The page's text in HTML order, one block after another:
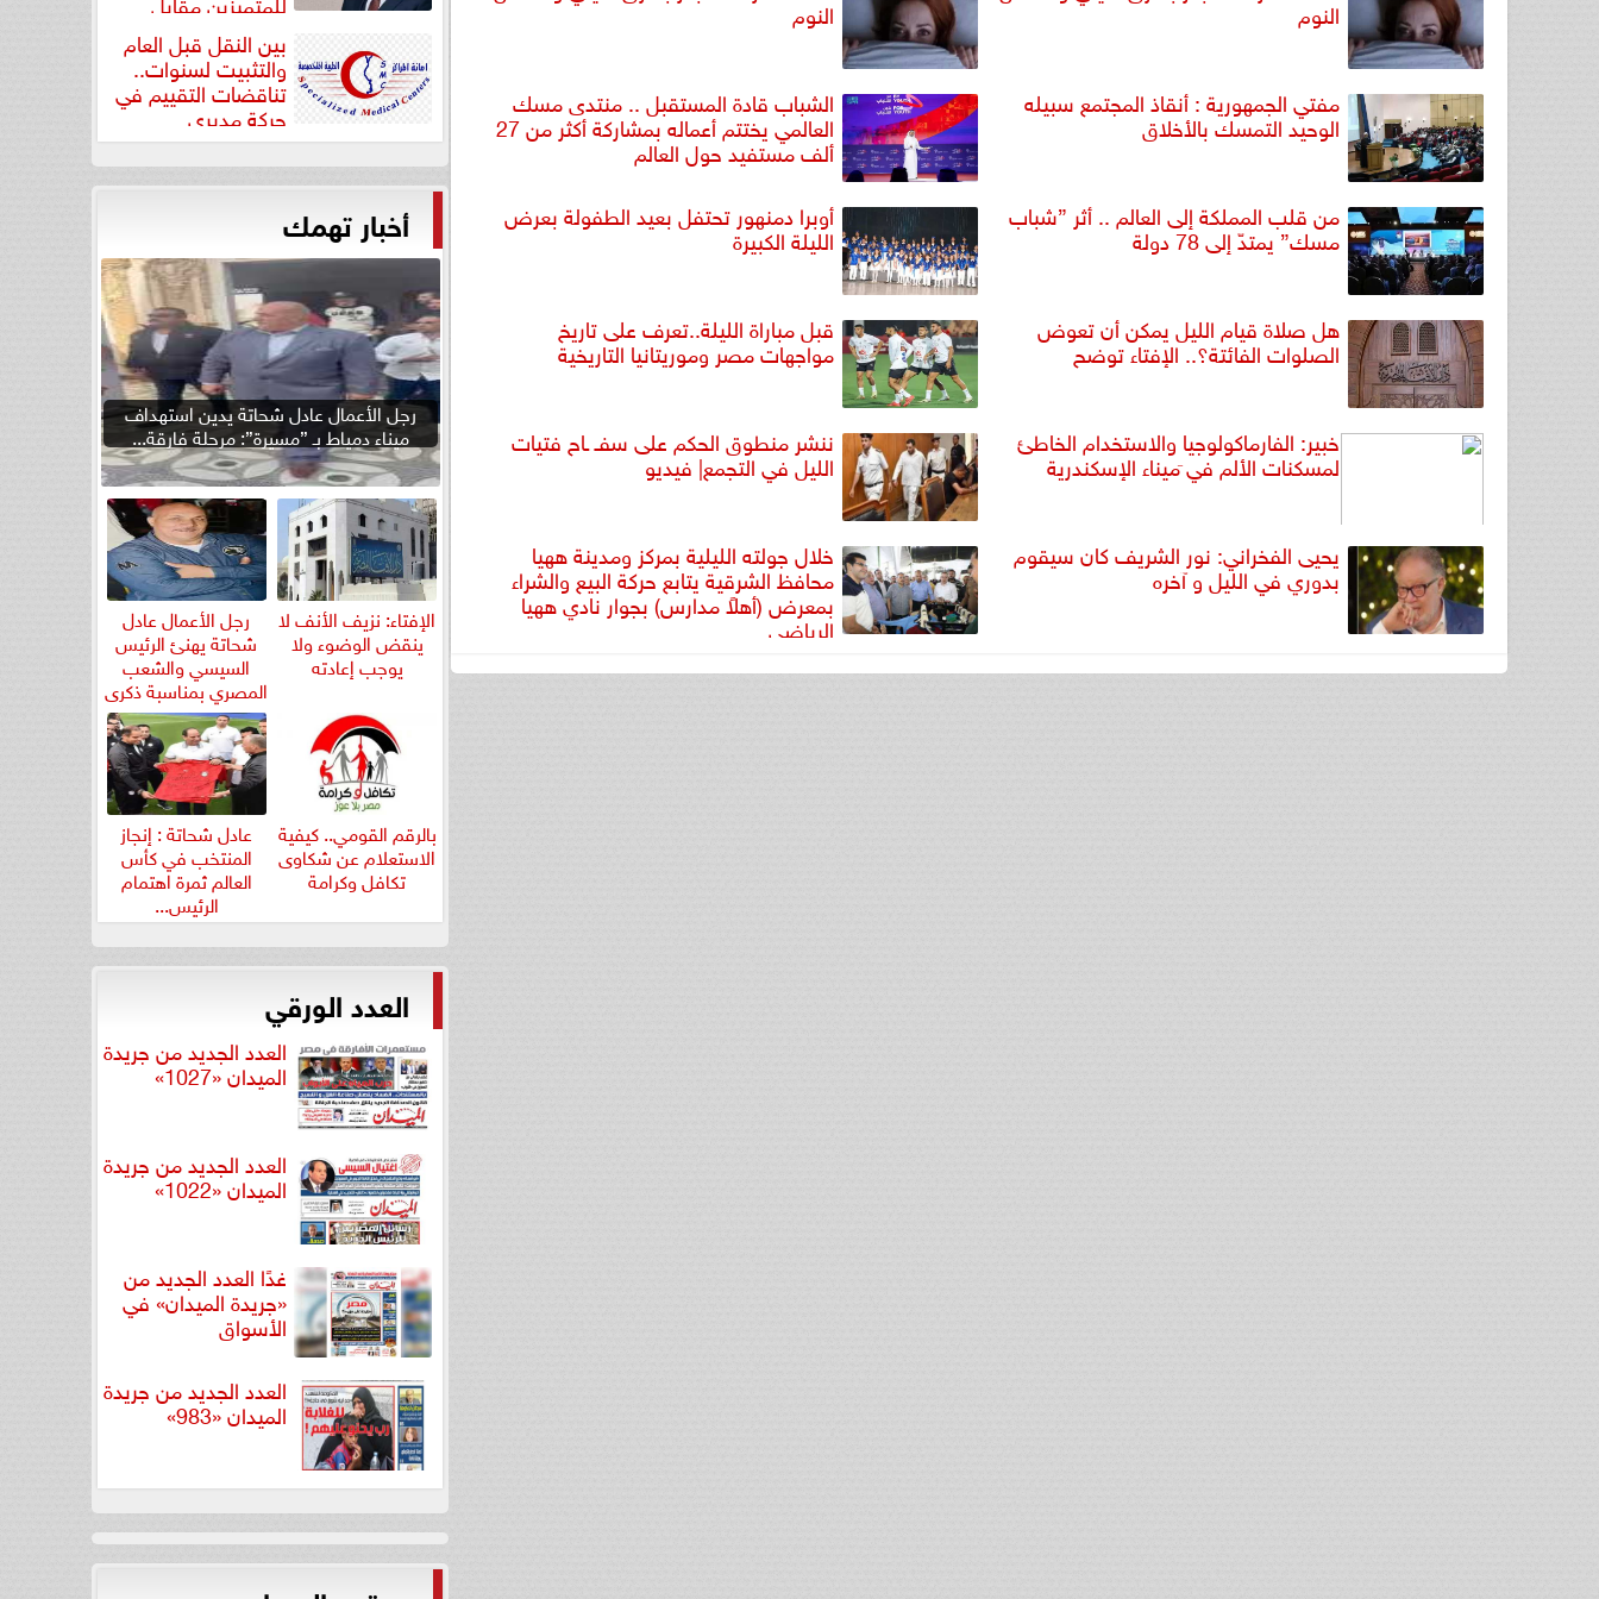
النوم النوم
مفتي الجمهورية : أنقاذ المجتمع سبيله
الوحيد التمسك بالأخلاق
الشباب قادة المستقبل .. منتدى مسك
العالمي يختتم أعماله بمشاركة أكثر من 27
ألف مستفيد حول العالم
من قلب المملكة إلى العالم .. أثر ”شباب
مسك” يمتدّ إلى 78 دولة
أوبرا دمنهور تحتفل بعيد الطفولة بعرض
الليلة الكبيرة
هل صلاة قيام الليل يمكن أن تعوض
الصلوات الفائتة؟.. الإفتاء توضح
قبل مباراة الليلة..تعرف على تاريخ
مواجهات مصر وموريتانيا التاريخية
خبير: الفارماكولوجيا والاستخدام الخاطئ
لمسكنات الألم في َميناء الإسكندرية
ننشر منطوق الحكم على سفـ ـاح فتيات
الليل في التجمع| فيديو
يحيى الفخراني: نور الشريف كان سيقوم
بدوري في الليل و آخره
خلال جولته الليلية بمركز ومدينة ههيا
محافظ الشرقية يتابع حركة البيع والشراء
بمعرض (أهلاً مدارس) بجوار نادي ههيا
الرياضي
بين النقل قبل العام
والتثبيت لسنوات..
تناقضات التقييم في
حركة مديري
”مستشفيات...
أخبار تهمك
رجل الأعمال عادل شحاتة يدين استهداف
ميناء دمياط بـ ”مسيرة”: مرحلة فارقة...
الإفتاء: نزيف الأنف لا
ينقض الوضوء ولا
يوجب إعادته
رجل الأعمال عادل
شحاتة يهنئ الرئيس
السيسي والشعب
المصري بمناسبة ذكرى
ثورة...
بالرقم القومي.. كيفية
الاستعلام عن شكاوى
تكافل وكرامة
عادل شحاتة : إنجاز
المنتخب في كأس
العالم ثمرة اهتمام
الرئيس...
العدد الورقي
العدد الجديد من جريدة
الميدان «1027»
العدد الجديد من جريدة
الميدان «1022»
غدًا العدد الجديد من
«جريدة الميدان» في
الأسواق
العدد الجديد من جريدة
الميدان «983»